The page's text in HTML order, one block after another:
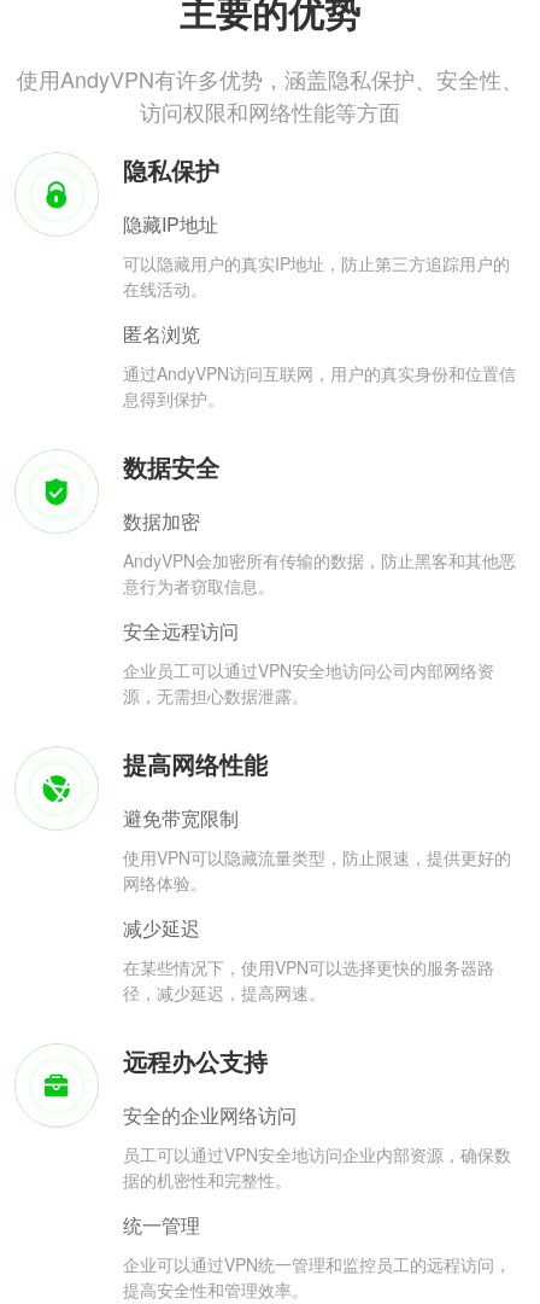
主要的优势
使用AndyVPN有许多优势，涵盖隐私保护、安全性、
访问权限和网络性能等方面
隐私保护
隐藏IP地址
可以隐藏用户的真实IP地址，防止第三方追踪用户的
在线活动。
匿名浏览
通过AndyVPN访问互联网，用户的真实身份和位置信
息得到保护。
数据安全
数据加密
AndyVPN会加密所有传输的数据，防止黑客和其他恶
意行为者窃取信息。
安全远程访问
企业员工可以通过VPN安全地访问公司内部网络资
源，无需担心数据泄露。
提高网络性能
避免带宽限制
使用VPN可以隐藏流量类型，防止限速，提供更好的
网络体验。
减少延迟
在某些情况下，使用VPN可以选择更快的服务器路
径，减少延迟，提高网速。
远程办公支持
安全的企业网络访问
员工可以通过VPN安全地访问企业内部资源，确保数
据的机密性和完整性。
统一管理
企业可以通过VPN统一管理和监控员工的远程访问，
提高安全性和管理效率。